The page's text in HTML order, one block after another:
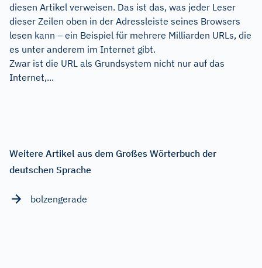
diesen Artikel verweisen. Das ist das, was jeder Leser
dieser Zeilen oben in der Adressleiste seines Browsers
lesen kann – ein Beispiel für mehrere Milliarden URLs, die
es unter anderem im Internet gibt.
Zwar ist die URL als Grundsystem nicht nur auf das
Internet,...
Weitere Artikel aus dem Großes Wörterbuch der
deutschen Sprache
bolzengerade